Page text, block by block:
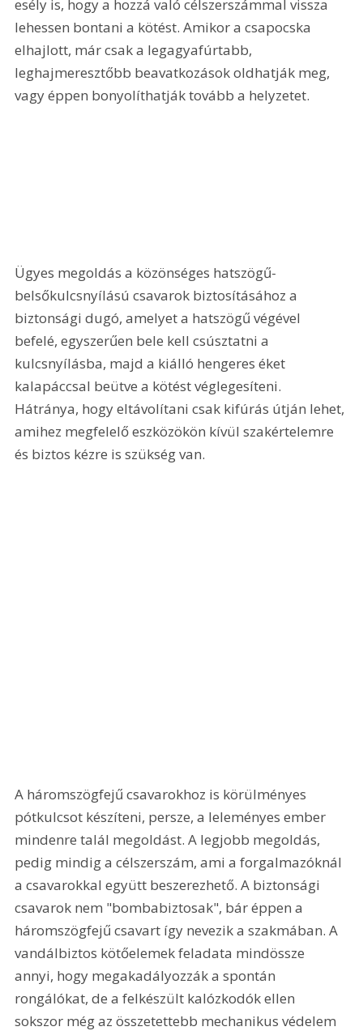
esély is, hogy a hozzá való célszerszámmal vissza
lehessen bontani a kötést. Amikor a csapocska
elhajlott, már csak a legagyafúrtabb,
leghajmeresztőbb beavatkozások oldhatják meg,
vagy éppen bonyolíthatják tovább a helyzetet.
Ügyes megoldás a közönséges hatszögű-
belsőkulcsnyílású csavarok biztosításához a
biztonsági dugó, amelyet a hatszögű végével
befelé, egyszerűen bele kell csúsztatni a
kulcsnyílásba, majd a kiálló hengeres éket
kalapáccsal beütve a kötést véglegesíteni.
Hátránya, hogy eltávolítani csak kifúrás útján lehet,
amihez megfelelő eszközökön kívül szakértelemre
és biztos kézre is szükség van.
A háromszögfejű csavarokhoz is körülményes
pótkulcsot készíteni, persze, a leleményes ember
mindenre talál megoldást. A legjobb megoldás,
pedig mindig a célszerszám, ami a forgalmazóknál
a csavarokkal együtt beszerezhető. A biztonsági
csavarok nem "bombabiztosak", bár éppen a
háromszögfejű csavart így nevezik a szakmában. A
vandálbiztos kötőelemek feladata mindössze
annyi, hogy megakadályozzák a spontán
rongálókat, de a felkészült kalózkodók ellen
sokszor még az összetettebb mechanikus védelem